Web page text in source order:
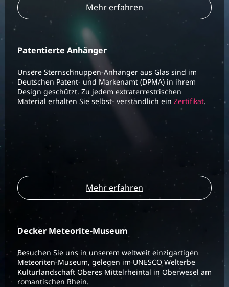
Mehr erfahren
Patentierte Anhänger
Unsere Sternschnuppen-Anhänger aus Glas sind im
Deutschen Patent- und Markenamt (DPMA) in ihrem
Design geschützt. Zu jedem extraterrestrischen
Material erhalten Sie selbst- verständlich ein Zertifikat.
Mehr erfahren
Decker Meteorite-Museum
Besuchen Sie uns in unserem weltweit einzigartigen
Meteoriten-Museum, gelegen im UNESCO Welterbe
Kulturlandschaft Oberes Mittelrheintal in Oberwesel am
romantischen Rhein.